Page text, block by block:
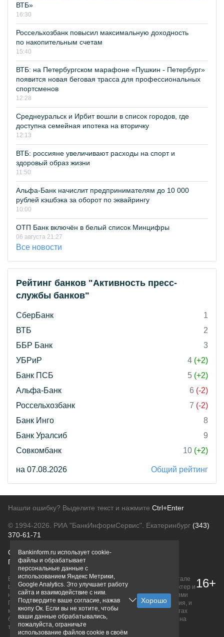
ВТБ»
16:30
Россельхозбанк повысил максимальную доходность
по накопительным счетам
15:40
ВТБ: на Петербургском марафоне «Пушкин - Петербург»
появится новая беговая трасса для профессиональных
спортсменов
12:28
Среднеуральск и Ирбит вошли в список городов, где
доступна семейная ипотека на вторичку
12:13
ВТБ: россияне увеличивают расходы на спорт и
здоровый образ жизни
11:50
Альфа-Банк начислит предпринимателям до 10 000
рублей кэшбэка за оборот по эквайрингу
10:00
ОТП Банк включён в белый список Минцифры
06 августа 21:27
Все новости
Рейтинг банков "Активность пресс-
службы банков"
СберБанк
1
ВТБ
2
ББР Банк
3
УБРиР
4 (+2)
Банк ПСБ
5 (+2)
Альфа-Банк
6 (-2)
Россельхозбанк
7 (-2)
Банк Инго
8
Банк Уралсиб
9
Совкомбанк
10 (+2)
на 07.08.2026 Общий рейтинг
Нашли ошибку? Выделите текст и нажмите Ctrl+Enter
© 1994-2026. РИА "БанкИнформСервис". Екатеринбург (343)
370-61-71
О проектеПолитика конфиденциальности
Правовая информацияДля рекламодателей
Вся информация о продуктах банков, размещенная на портале
bankinform.ru, носит исключительно ознакомительный характер и
не является публичной офертой, определяемой положениями
ГК РФ. Информация не содержит точного и полного описания, и
может быть изменена. Конечные условия уточняйте на сайтах
банков или при личном обращении. Исключительное право на
товарные знаки принадлежит их правообладателям.
16+
Bankinform.ru использует cookie-
файлы и обрабатывает
персональные данные с
использованием Яндекс Метрики,
Google Analytics. Это улучшает работу
сайта и взаимодействие с ним.
Подтвердите ваше согласие, нажав
кнопу Ок. Если вы не хотите, чтобы
ваши данные обрабатывались,
пожалуйста, ограничьте
использование файлов cookie в своём